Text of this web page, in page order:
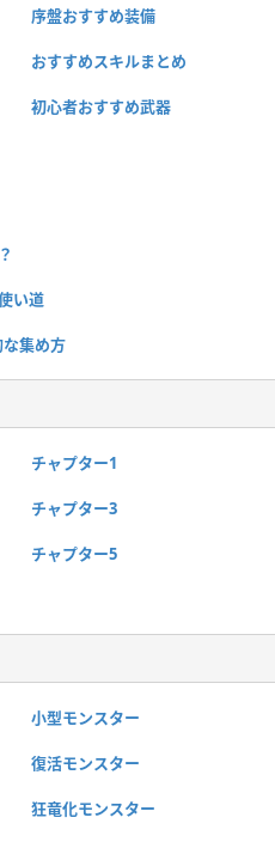
序盤おすすめ装備
おすすめスキルまとめ
初心者おすすめ武器
い道
な集め方
チャプター1
チャプター3
チャプター5
小型モンスター
復活モンスター
狂竜化モンスター